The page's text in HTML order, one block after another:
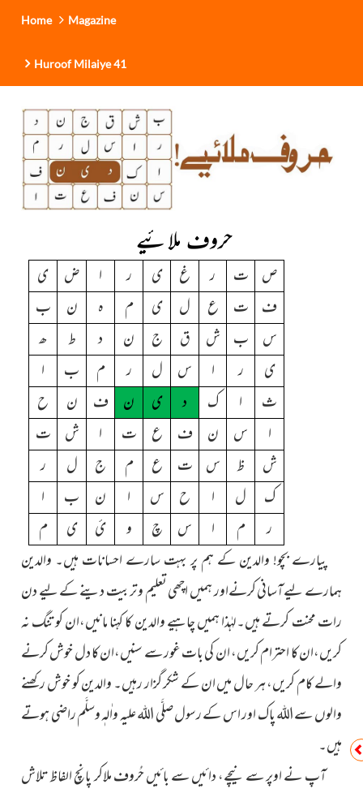
Home Magazine
Huroof Milaiye 41
حروف ملائیے
ص ت ر غ ی ر ا ض ی
ف ت ع ل ی م ہ ن ب
س ب ش ق ج ن د ط
ھ
ی
ر ا س ل ر م ب
ا
ث
ا ک د ی ن ف ن
ح
ا
س ن ف ع ت ا ش ت
ش
ظ س ت ع م ج ل
ر
ک
ل ا ح س ا ن ب
ا
ر
م ا س چ و ئ ی
م
پیارے بچو! والدین کے ہم پر بہت سارے احسانات ہیں۔ والدین
ہمارے لیےآسانی کرنےاور ہمیں اچھی تعلیم و تربیت دینے کے لیے دن
رات محنت کرتے ہیں۔لہٰذا ہمیں چاہیے والدین کا کہنا مانیں،ان کو تنگ نہ
کریں،ان کا احترام کریں، ان کی بات غور سے سنیں،ان کا دل خوش کرنے
والے کام کریں، ہر حال میں ان کے شکر گزار رہیں۔ والدین کو خوش رکھنے
والوں سے اللہ پاک اور اس کے رسول صلَّی اللہ علیہ واٰلہٖ وسلَّم راضی ہوتے
ہیں۔
آپ نے اوپر سے نیچے، دائیں سے بائیں حُروف ملاکر پانچ الفاظ تلاش